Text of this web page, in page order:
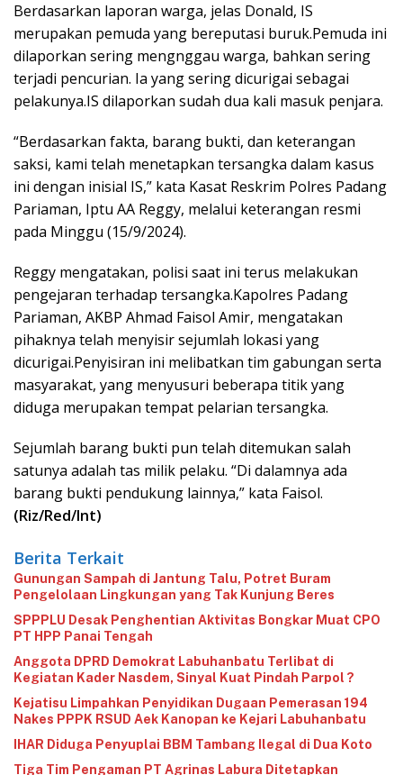
Berdasarkan laporan warga, jelas Donald, IS
merupakan pemuda yang bereputasi buruk.Pemuda ini
dilaporkan sering mengnggau warga, bahkan sering
terjadi pencurian. Ia yang sering dicurigai sebagai
pelakunya.IS dilaporkan sudah dua kali masuk penjara.
“Berdasarkan fakta, barang bukti, dan keterangan
saksi, kami telah menetapkan tersangka dalam kasus
ini dengan inisial IS,” kata Kasat Reskrim Polres Padang
Pariaman, Iptu AA Reggy, melalui keterangan resmi
pada Minggu (15/9/2024).
Reggy mengatakan, polisi saat ini terus melakukan
pengejaran terhadap tersangka.Kapolres Padang
Pariaman, AKBP Ahmad Faisol Amir, mengatakan
pihaknya telah menyisir sejumlah lokasi yang
dicurigai.Penyisiran ini melibatkan tim gabungan serta
masyarakat, yang menyusuri beberapa titik yang
diduga merupakan tempat pelarian tersangka.
Sejumlah barang bukti pun telah ditemukan salah
satunya adalah tas milik pelaku. “Di dalamnya ada
barang bukti pendukung lainnya,” kata Faisol.
(Riz/Red/Int)
Berita Terkait
Gunungan Sampah di Jantung Talu, Potret Buram
Pengelolaan Lingkungan yang Tak Kunjung Beres
‎SPPPLU Desak Penghentian Aktivitas Bongkar Muat CPO
PT HPP Panai Tengah‎
‎Anggota DPRD Demokrat Labuhanbatu Terlibat di
Kegiatan Kader Nasdem, Sinyal Kuat Pindah Parpol ?
‎Kejatisu Limpahkan Penyidikan Dugaan Pemerasan 194
Nakes PPPK RSUD Aek Kanopan ke Kejari Labuhanbatu
‎IHAR Diduga Penyuplai BBM Tambang Ilegal di Dua Koto‎
Tiga Tim Pengaman PT Agrinas Labura Ditetapkan